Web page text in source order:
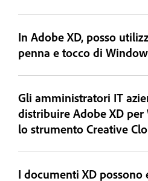
In Adobe XD, posso
penna e tocco di
Gli amministratori IT
distribuire Adobe XD
lo strumento Creative
I documenti XD possono